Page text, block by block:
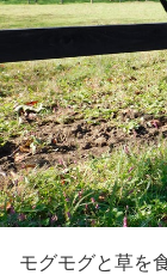
モグモグと草を